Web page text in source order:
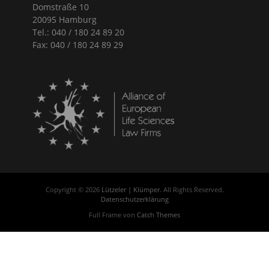
Domstraße 10
20095 Hamburg
Tel.: 040 / 180 24 89 20
Fax: 040 / 180 24 89 29
Copyright © 2026 Lützeler | Klümper. All Rights Reserved.
Datenschutzerklärung
Full Frame von Catch Themes